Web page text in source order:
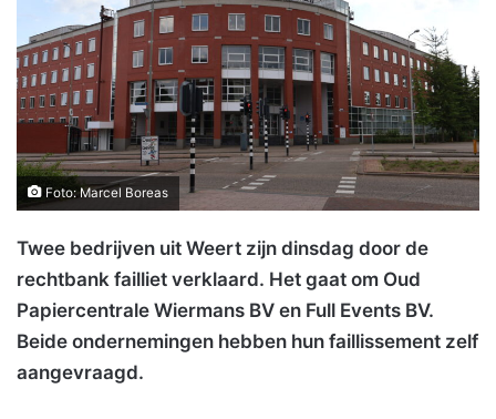
Foto: Marcel Boreas
Twee bedrijven uit Weert zijn dinsdag door de
rechtbank failliet verklaard. Het gaat om Oud
Papiercentrale Wiermans BV en Full Events BV.
Beide ondernemingen hebben hun faillissement zelf
aangevraagd.